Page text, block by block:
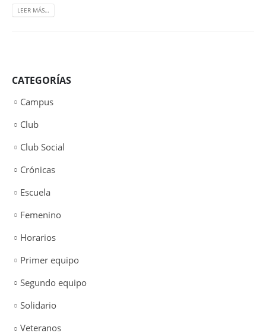
LEER MÁS…
CATEGORÍAS
Campus
Club
Club Social
Crónicas
Escuela
Femenino
Horarios
Primer equipo
Segundo equipo
Solidario
Veteranos